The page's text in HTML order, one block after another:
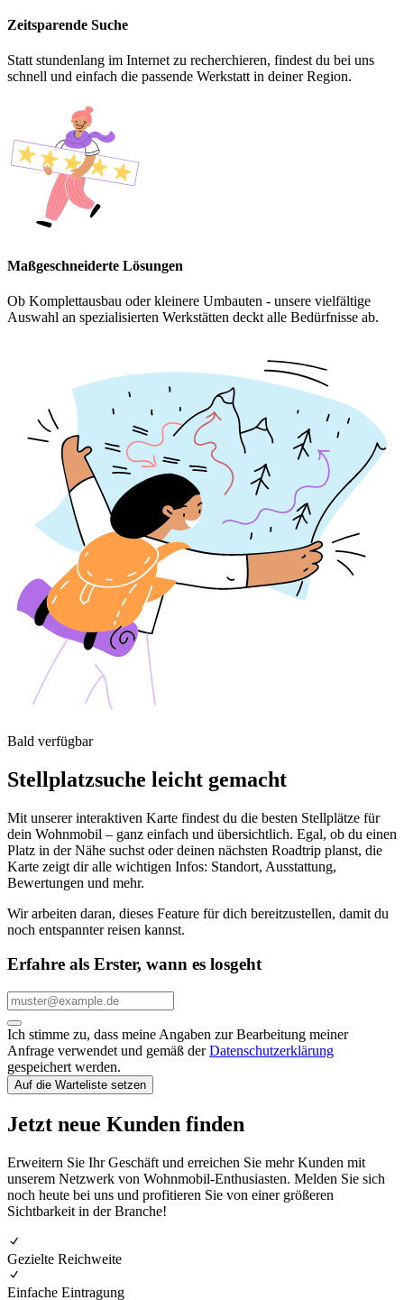
Zeitsparende Suche
Statt stundenlang im Internet zu recherchieren, findest du bei uns
schnell und einfach die passende Werkstatt in deiner Region.
Maßgeschneiderte Lösungen
Ob Komplettausbau oder kleinere Umbauten - unsere vielfältige
Auswahl an spezialisierten Werkstätten deckt alle Bedürfnisse ab.
Bald verfügbar
Stellplatzsuche leicht gemacht
Mit unserer interaktiven Karte findest du die besten Stellplätze für
dein Wohnmobil – ganz einfach und übersichtlich. Egal, ob du einen
Platz in der Nähe suchst oder deinen nächsten Roadtrip planst, die
Karte zeigt dir alle wichtigen Infos: Standort, Ausstattung,
Bewertungen und mehr.
Wir arbeiten daran, dieses Feature für dich bereitzustellen, damit du
noch entspannter reisen kannst.
Erfahre als Erster, wann es losgeht
Ich stimme zu, dass meine Angaben zur Bearbeitung meiner
Anfrage verwendet und gemäß der Datenschutzerklärung
gespeichert werden.
Auf die Warteliste setzen
Jetzt neue Kunden finden
Erweitern Sie Ihr Geschäft und erreichen Sie mehr Kunden mit
unserem Netzwerk von Wohnmobil-Enthusiasten. Melden Sie sich
noch heute bei uns und profitieren Sie von einer größeren
Sichtbarkeit in der Branche!
Gezielte Reichweite
Einfache Eintragung